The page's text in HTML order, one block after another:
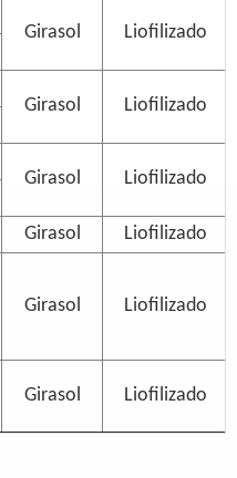
Girasol
Liofilizado
Girasol
Liofilizado
Girasol
Liofilizado
Girasol
Liofilizado
Girasol Liofilizado
Girasol Liofilizado